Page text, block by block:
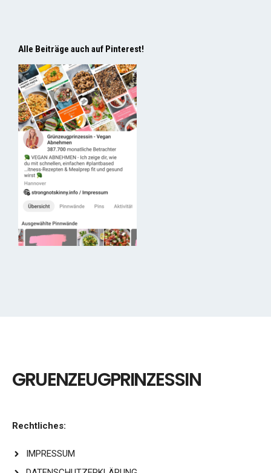
Alle Beiträge auch auf Pinterest!
GRUENZEUGPRINZESSIN
Rechtliches:
IMPRESSUM